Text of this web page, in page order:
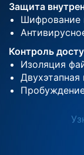
Защита
Шифрование
Контроль
Изоляция
Двухэтапная